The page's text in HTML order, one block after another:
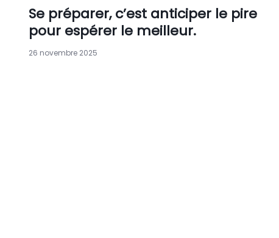
Se préparer, c’est anticiper le pire
pour espérer le meilleur.
26 novembre 2025